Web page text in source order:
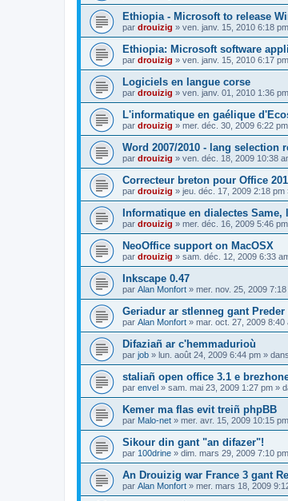
Ethiopia - Microsoft to release
par drouizig » ven. janv. 15, 2010 6:18 pm
Ethiopia: Microsoft software
par drouizig » ven. janv. 15, 2010 6:17 pm
Logiciels en langue corse
par drouizig » ven. janv. 01, 2010 1:36 pm
L'informatique en gaélique
par drouizig » mer. déc. 30, 2009 6:22 pm
Word 2007/2010 - lang selection
par drouizig » ven. déc. 18, 2009 10:38
Correcteur breton pour Office
par drouizig » jeu. déc. 17, 2009 2:18 pm
Informatique en dialectes Same,
par drouizig » mer. déc. 16, 2009 5:46 pm
NeoOffice support on MacOSX
par drouizig » sam. déc. 12, 2009 6:33
Inkscape 0.47
par Alan Monfort » mer. nov. 25, 2009 7:18
Geriadur ar stlenneg gant
par Alan Monfort » mar. oct. 27, 2009 8:40
Difaziañ ar c'hemmadurioù
par job » lun. août 24, 2009 6:44 pm » dans
staliañ open office 3.1 e
par envel » sam. mai 23, 2009 1:27 pm »
Kemer ma flas evit treiñ phpBB
par Malo-net » mer. avr. 15, 2009 10:15 pm
Sikour din gant "an difazer"!
par 100drine » dim. mars 29, 2009 7:10 pm
An Drouizig war France 3 gant
par Alan Monfort » mer. mars 18, 2009